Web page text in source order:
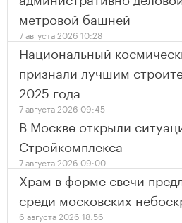
метровой башней
7 августа 2026 10:28
Национальный
признали лучшим
2025 года
7 августа 2026 09:45
В Москве открыли
Стройкомплекса
7 августа 2026 09:00
Храм в форме свечи
среди московских
6 августа 2026 18:56